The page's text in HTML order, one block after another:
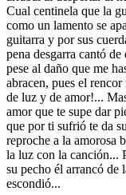
Cual centinela que la
como un lamento se
guitarra y por sus
pena desgarra cantó
pese al daño que me
abracen, pues el
de luz y de amor!...
amor que te supe dar
que por ti sufrió te da
reproche a la amorosa
la luz con la canción...
su pecho él arrancó de
escondió...